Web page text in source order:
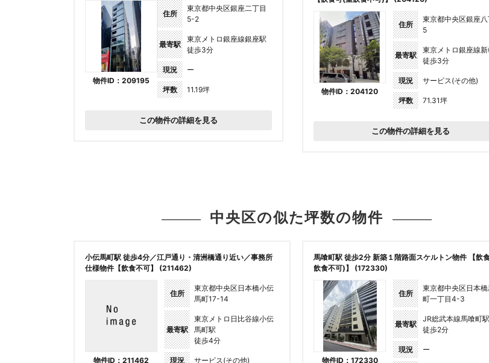
物件ID：209195
住所
東京都中央区銀座二丁目
5-2
最寄駅
東京メトロ銀座線銀座駅
徒歩3分
現況 ー
坪数 11.19坪
この物件の詳細を見る
物件ID：204120
住所
東京都中央区銀座八
5
最寄駅
東京メトロ銀座線新
徒歩3分
現況 サービス(その他)
坪数 71.31坪
この物件の詳細を見る
中央区の似た坪数の物件
小伝馬町駅 徒歩4分／江戸通り・清洲橋通り近い／事務所
仕様物件【飲食不可】 (211462)
物件ID：211462
住所
東京都中央区日本橋小伝
馬町17-14
最寄駅
東京メトロ日比谷線小伝
馬町駅
徒歩4分
現況 サービス(その他)
馬喰町駅 徒歩2分 新築１階路面スケルトン物件 【飲
飲食不可)】 (172330)
物件ID：172330
住所
東京都中央区日本
町一丁目4-3
最寄駅
JR総武本線馬喰町駅
徒歩2分
現況 ー